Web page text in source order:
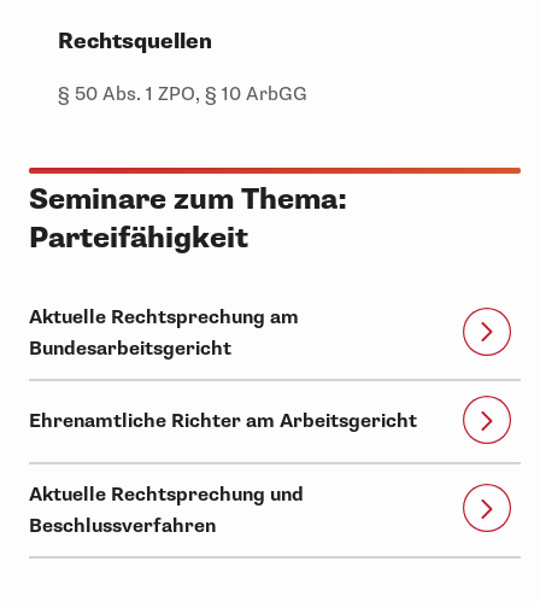
Rechtsquellen
§ 50 Abs. 1 ZPO, § 10 ArbGG
Seminare zum Thema:
Parteifähigkeit
Aktuelle Rechtsprechung am
Bundesarbeitsgericht
Ehrenamtliche Richter am Arbeitsgericht
Aktuelle Rechtsprechung und
Beschlussverfahren